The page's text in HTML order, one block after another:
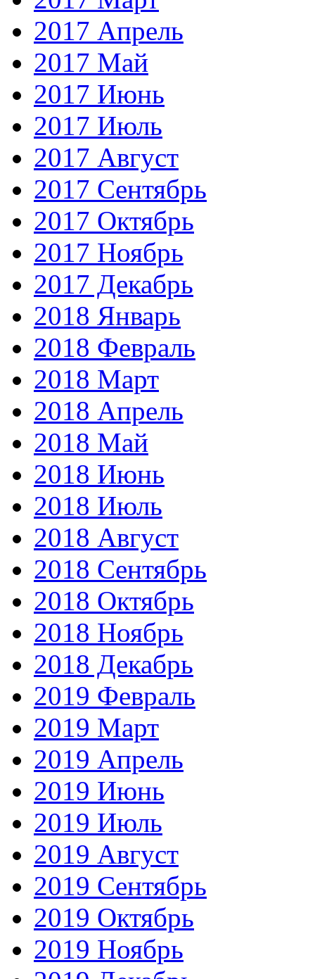
2017 Апрель
2017 Май
2017 Июнь
2017 Июль
2017 Август
2017 Сентябрь
2017 Октябрь
2017 Ноябрь
2017 Декабрь
2018 Январь
2018 Февраль
2018 Март
2018 Апрель
2018 Май
2018 Июнь
2018 Июль
2018 Август
2018 Сентябрь
2018 Октябрь
2018 Ноябрь
2018 Декабрь
2019 Февраль
2019 Март
2019 Апрель
2019 Июнь
2019 Июль
2019 Август
2019 Сентябрь
2019 Октябрь
2019 Ноябрь